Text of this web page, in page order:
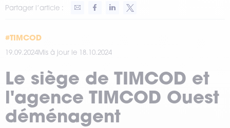
Partager l’article :
#TIMCOD
19.09.2024Mis à jour le 18.10.2024
Le siège de TIMCOD et
l'agence TIMCOD Ouest
déménagent